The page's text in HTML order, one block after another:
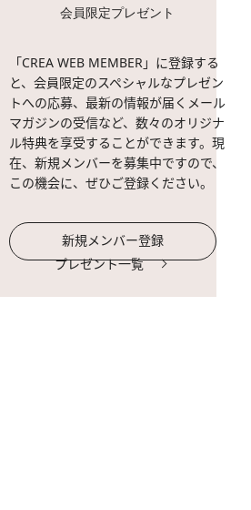
会員限定プレゼント
「CREA WEB MEMBER」に登録する
と、会員限定のスペシャルなプレゼン
トへの応募、最新の情報が届くメール
マガジンの受信など、数々のオリジナ
ル特典を享受することができます。現
在、新規メンバーを募集中ですので、
この機会に、ぜひご登録ください。
新規メンバー登録
プレゼント一覧